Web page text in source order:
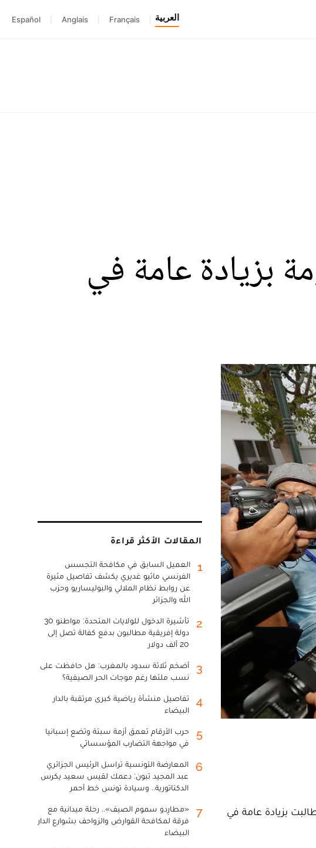
العربية Français
Anglais
Español
بزيادة عامة في
بزيادة عامة في
المقالات الأكثر قراءة
1
العميل السابق في مكافحة التجسس
الفرنسي ماثيو غديري يكشف تفاصيل مثيرة
عن روابط نظام الملالي والبوليساريو وحزب
الله والجزائر
2
تأشيرة الدخول للولايات المتحدة: مواطنو 30
دولة إفريقية مطالبون بدفع كفالة تصل إلى
20 ألف دولار
3
أضخم ثلاثة سدود بالمغرب: هل حافظت على
نسب ملئها رغم موجات الحر الصيفية؟
4
تفاصيل منشأة رياضية كبرى مرتقبة بالدار
البيضاء
5
حرب الأرقام تعمق أزمة سبتة وتضع إسبانيا
في مواجهة التضارب المؤسساتي
6
المعارضة التونسية تراسل الرئيس الجزائري
عبد المجيد تبون: دعمك لقيس سعيد يكرس
الدكتاتورية.. وسيادة تونس خط أحمر
7
«مطارِدو سموم الصيف».. رحلة ميدانية مع
فرقة لمكافحة القوارض والزواحف بشوارع الدار
البيضاء